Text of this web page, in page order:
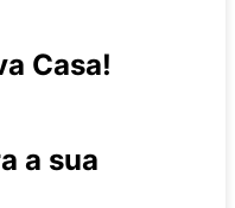
Casa!
a sua